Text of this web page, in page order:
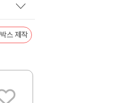
박스 제작